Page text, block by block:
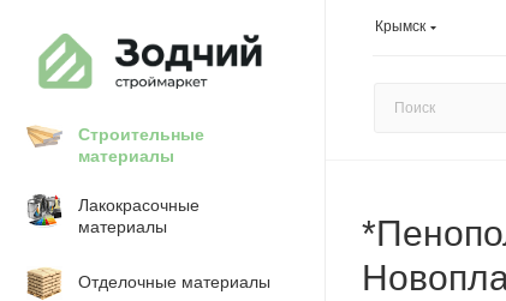
Крымск
Строительные
материалы
Лакокрасочные
материалы
Отделочные материалы